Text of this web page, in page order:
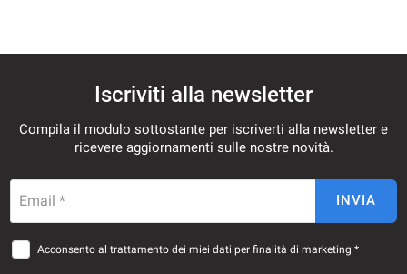
Iscriviti alla newsletter
Compila il modulo sottostante per iscriverti alla newsletter e
ricevere aggiornamenti sulle nostre novità.
Email * INVIA
Acconsento al trattamento dei miei dati per finalità di marketing *